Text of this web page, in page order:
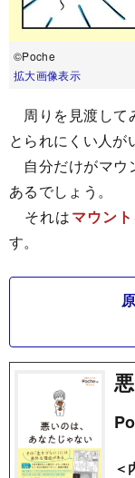
©Poche
拡大画像表示
周りを見渡して
とられにくい人が
自分だけがマウ
あるでしょう。
それはマウン
す。
＜